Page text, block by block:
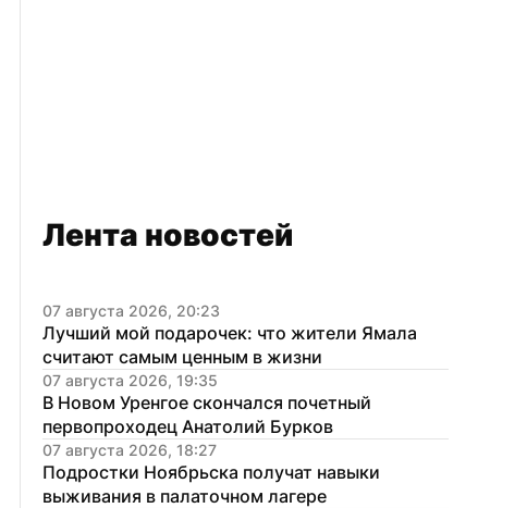
Лента новостей
07 августа 2026, 20:23
Лучший мой подарочек: что жители Ямала
считают самым ценным в жизни
07 августа 2026, 19:35
В Новом Уренгое скончался почетный
первопроходец Анатолий Бурков
07 августа 2026, 18:27
Подростки Ноябрьска получат навыки
выживания в палаточном лагере